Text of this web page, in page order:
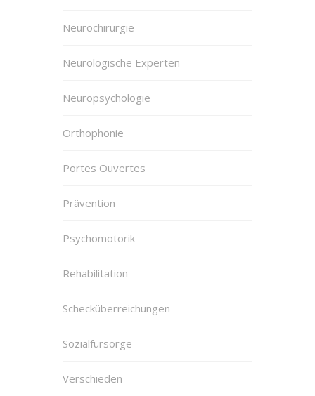
Neurochirurgie
Neurologische Experten
Neuropsychologie
Orthophonie
Portes Ouvertes
Prävention
Psychomotorik
Rehabilitation
Schecküberreichungen
Sozialfürsorge
Verschieden